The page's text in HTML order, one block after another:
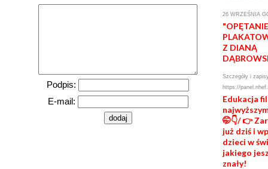
Podpis:
E-mail:
26 WRZEŚNIA
Z DIANĄ
Szczegóły i
https://
Edukacja
🤭👇/ 👉
już dziś i
dzieci w
jakiego
znały!